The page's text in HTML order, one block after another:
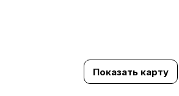
Показать карту